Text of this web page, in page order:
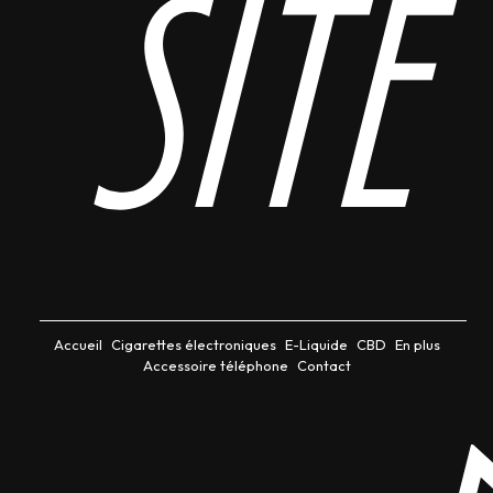
site
Accueil Cigarettes électroniques E-Liquide CBD En plus
Accessoire téléphone Contact